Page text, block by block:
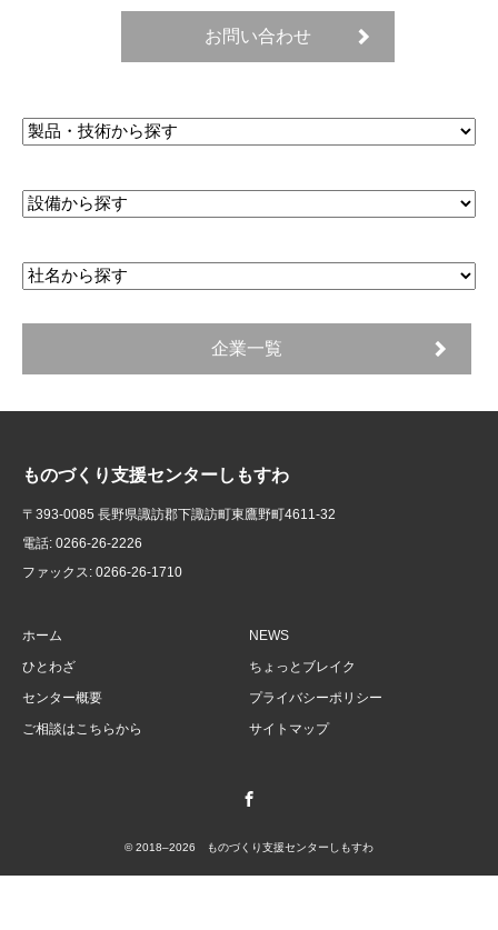
お問い合わせ
企業一覧
ものづくり支援センターしもすわ
〒393-0085 長野県諏訪郡下諏訪町東鷹野町4611-32
電話: 0266-26-2226
ファックス: 0266-26-1710
ホーム
ひとわざ
センター概要
ご相談はこちらから
NEWS
ちょっとブレイク
プライバシーポリシー
サイトマップ
© 2018–2026 ものづくり支援センターしもすわ